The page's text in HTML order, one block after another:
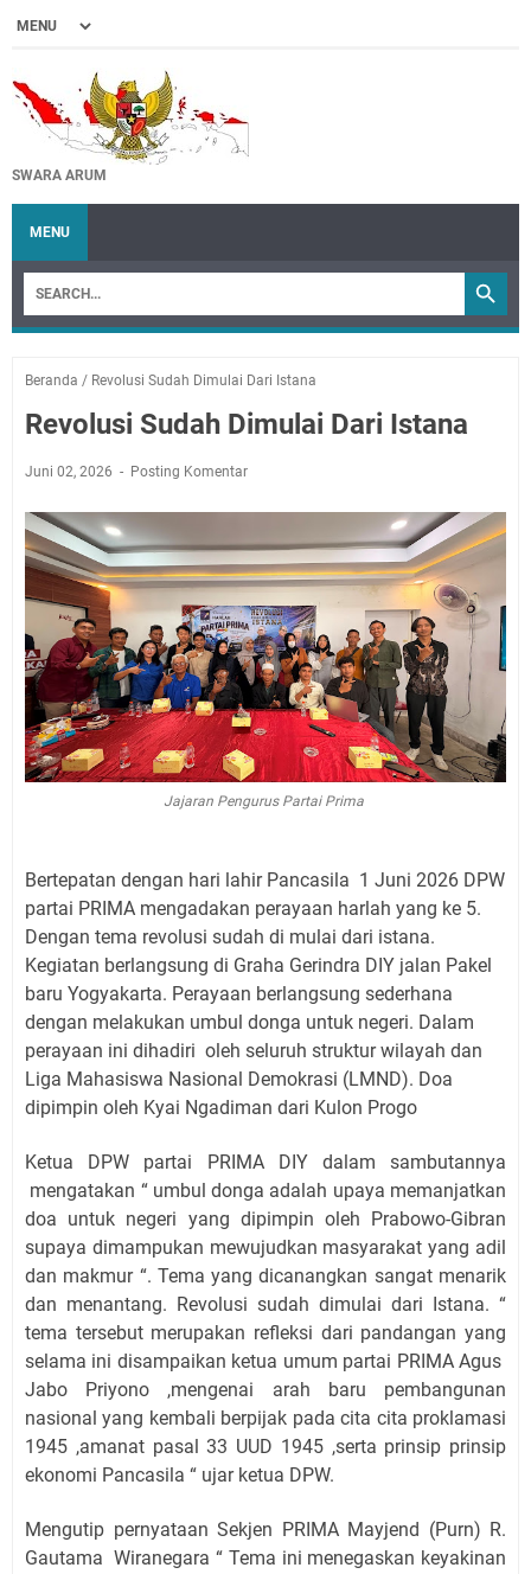
SWARA ARUM
MENU
Beranda / Revolusi Sudah Dimulai Dari Istana
Revolusi Sudah Dimulai Dari Istana
Juni 02, 2026 Posting Komentar
Jajaran Pengurus Partai Prima
Bertepatan dengan hari lahir Pancasila 1 Juni 2026 DPW
partai PRIMA mengadakan perayaan harlah yang ke 5.
Dengan tema revolusi sudah di mulai dari istana.
Kegiatan berlangsung di Graha Gerindra DIY jalan Pakel
baru Yogyakarta. Perayaan berlangsung sederhana
dengan melakukan umbul donga untuk negeri. Dalam
perayaan ini dihadiri oleh seluruh struktur wilayah dan
Liga Mahasiswa Nasional Demokrasi (LMND). Doa
dipimpin oleh Kyai Ngadiman dari Kulon Progo
Ketua DPW partai PRIMA DIY dalam sambutannya
mengatakan “ umbul donga adalah upaya memanjatkan
doa untuk negeri yang dipimpin oleh Prabowo-Gibran
supaya dimampukan mewujudkan masyarakat yang adil
dan makmur “. Tema yang dicanangkan sangat menarik
dan menantang. Revolusi sudah dimulai dari Istana. “
tema tersebut merupakan refleksi dari pandangan yang
selama ini disampaikan ketua umum partai PRIMA Agus
Jabo Priyono ,mengenai arah baru pembangunan
nasional yang kembali berpijak pada cita cita proklamasi
1945 ,amanat pasal 33 UUD 1945 ,serta prinsip prinsip
ekonomi Pancasila “ ujar ketua DPW.
Mengutip pernyataan Sekjen PRIMA Mayjend (Purn) R.
Gautama Wiranegara “ Tema ini menegaskan keyakinan